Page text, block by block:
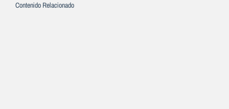
Contenido Relacionado